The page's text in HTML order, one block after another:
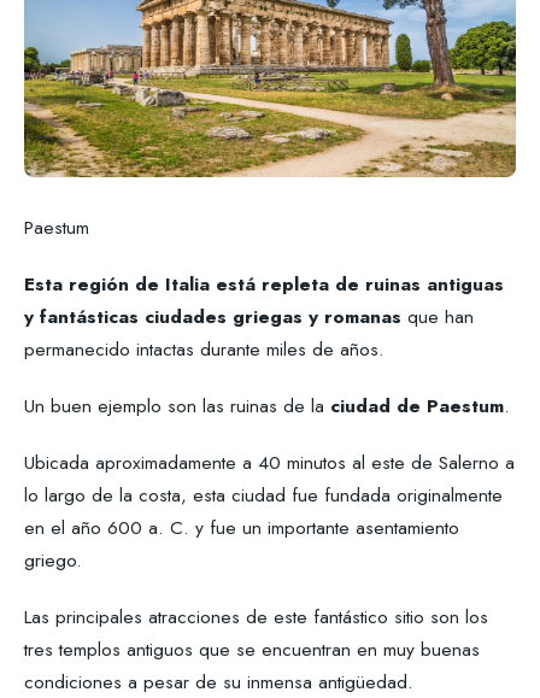
Paestum
Esta región de Italia está repleta de ruinas antiguas
y fantásticas ciudades griegas y romanas que han
permanecido intactas durante miles de años.
Un buen ejemplo son las ruinas de la ciudad de Paestum.
Ubicada aproximadamente a 40 minutos al este de Salerno a
lo largo de la costa, esta ciudad fue fundada originalmente
en el año 600 a. C. y fue un importante asentamiento
griego.
Las principales atracciones de este fantástico sitio son los
tres templos antiguos que se encuentran en muy buenas
condiciones a pesar de su inmensa antigüedad.